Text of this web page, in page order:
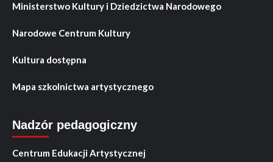
Ministerstwo Kultury i Dziedzictwa Narodowego
Narodowe Centrum Kultury
Kultura dostępna
Mapa szkolnictwa artystycznego
Nadzór pedagogiczny
Centrum Edukacji Artystycznej